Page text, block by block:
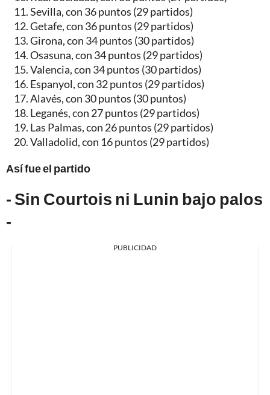
Sevilla, con 36 puntos (29 partidos)
Getafe, con 36 puntos (29 partidos)
Girona, con 34 puntos (30 partidos)
Osasuna, con 34 puntos (29 partidos)
Valencia, con 34 puntos (30 partidos)
Espanyol, con 32 puntos (29 partidos)
Alavés, con 30 puntos (30 puntos)
Leganés, con 27 puntos (29 partidos)
Las Palmas, con 26 puntos (29 partidos)
Valladolid, con 16 puntos (29 partidos)
Así fue el partido
- Sin Courtois ni Lunin bajo palos
-
PUBLICIDAD